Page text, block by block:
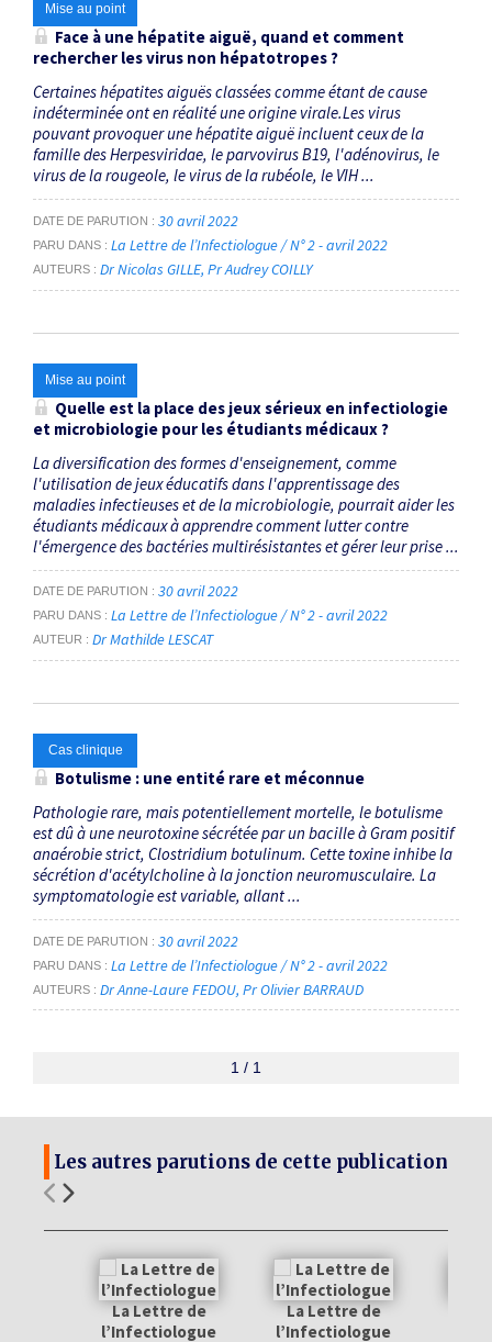
Mise au point
Face à une hépatite aiguë, quand et comment
rechercher les virus non hépatotropes ?
Certaines hépatites aiguës classées comme étant de cause
indéterminée ont en réalité une origine virale.Les virus
pouvant provoquer une hépatite aiguë incluent ceux de la
famille des Herpesviridae, le parvovirus B19, l'adénovirus, le
virus de la rougeole, le virus de la rubéole, le VIH ...
DATE DE PARUTION 30 avril 2022
PARU DANS La Lettre de l’Infectiologue / N° 2 - avril 2022
AUTEURS Dr Nicolas GILLE Pr Audrey COILLY
Mise au point
Quelle est la place des jeux sérieux en infectiologie
et microbiologie pour les étudiants médicaux ?
La diversification des formes d'enseignement, comme
l'utilisation de jeux éducatifs dans l'apprentissage des
maladies infectieuses et de la microbiologie, pourrait aider les
étudiants médicaux à apprendre comment lutter contre
l'émergence des bactéries multirésistantes et gérer leur prise ...
DATE DE PARUTION 30 avril 2022
PARU DANS La Lettre de l’Infectiologue / N° 2 - avril 2022
AUTEUR Dr Mathilde LESCAT
Cas clinique
Botulisme : une entité rare et méconnue
Pathologie rare, mais potentiellement mortelle, le botulisme
est dû à une neurotoxine sécrétée par un bacille à Gram positif
anaérobie strict, Clostridium botulinum. Cette toxine inhibe la
sécrétion d'acétylcholine à la jonction neuromusculaire. La
symptomatologie est variable, allant ...
DATE DE PARUTION 30 avril 2022
PARU DANS La Lettre de l’Infectiologue / N° 2 - avril 2022
AUTEURS Dr Anne-Laure FEDOU Pr Olivier BARRAUD
1 / 1
Les autres parutions de cette publication
La Lettre de
l’Infectiologue
La Lettre de
l’Infectiologue